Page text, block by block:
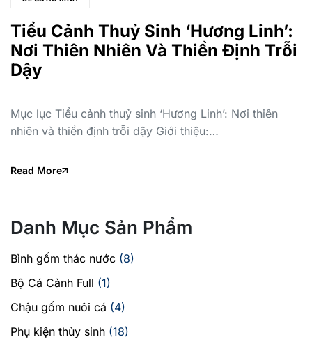
Tiểu Cảnh Thuỷ Sinh ‘Hương Linh’:
Nơi Thiên Nhiên Và Thiền Định Trỗi
Dậy
Mục lục Tiểu cảnh thuỷ sinh ‘Hương Linh’: Nơi thiên
nhiên và thiền định trỗi dậy Giới thiệu:…
Read More
Danh Mục Sản Phẩm
Bình gốm thác nước (8)
Bộ Cá Cảnh Full (1)
Chậu gốm nuôi cá (4)
Phụ kiện thủy sinh (18)